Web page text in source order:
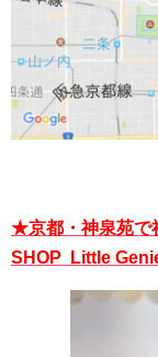
★京都・神泉苑で
SHOP Little